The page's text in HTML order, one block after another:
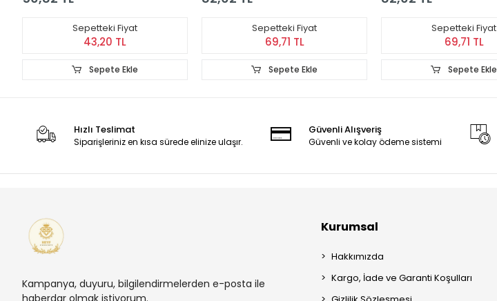
Sepetteki Fiyat
43,20 TL
Sepete Ekle
Sepetteki Fiyat
69,71 TL
Sepete Ekle
Sepetteki Fiyat
69,71 TL
Sepete Ekle
Hızlı Teslimat
Siparişleriniz en kısa sürede elinize ulaşır.
Güvenli Alışveriş
Güvenli ve kolay ödeme sistemi
Kampanya, duyuru, bilgilendirmelerden e-posta ile
Kurumsal
Hakkımızda
Kargo, İade ve Garanti Koşulları